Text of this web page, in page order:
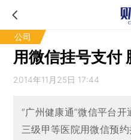
公司
用微信挂号支付
2014年11月25日 17:44
“广州健康通”微信平台
三级甲等医院用微信预